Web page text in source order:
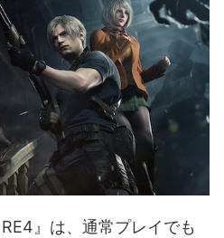
』は、通常プレイでも